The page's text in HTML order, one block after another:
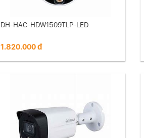
DH-HAC-HDW1509TLP-LED
1.820.000 đ